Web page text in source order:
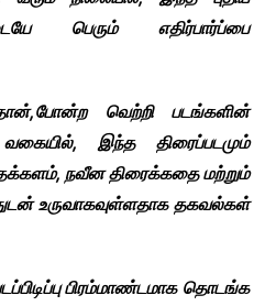
பெரும் எதிர்பார்ப்பை
வெற்றி படங்களின்
இந்த திரைப்படமும்
நவீன திரைக்கதை மற்றும்
உருவாகவுள்ளதாக தகவல்கள்
பிரம்மாண்டமாக தொடங்க